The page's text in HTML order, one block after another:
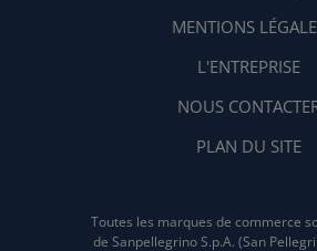
MENTIONS
L'ENTREPRISE
NOUS
PLAN DU SITE
Toutes les marques de commerce
de Sanpellegrino S.p.A. (San